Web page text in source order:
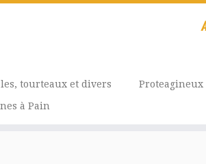
tourteaux et divers Proteagineux
à Pain